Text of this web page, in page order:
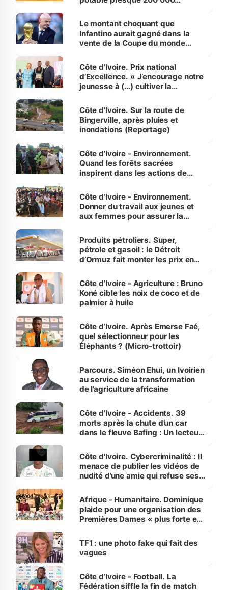
Le montant choquant que
Infantino aurait gagné dans la
vente de la Coupe du monde
Côte d’Ivoire. Prix national
d’Excellence. « J’encourage notre
jeunesse à (…) cultiver la
(Alassane Ouattara
Côte d'Ivoire. Sur la route de
Bingerville, après pluies et
inondations (Reportage)
Côte d’Ivoire - Environnement.
Quand les forêts sacrées
inspirent dans les actions de
Côte d’Ivoire - Environnement.
Donner du travail aux jeunes et
aux femmes pour assurer la
menacées
Produits pétroliers. Super,
pétrole et gasoil : le Détroit
d’Ormuz fait monter les prix en
Côte d’Ivoire - Agriculture : Bruno
Koné cible les noix de coco et de
palmier à huile
Côte d’Ivoire. Après Emerse Faé,
quel sélectionneur pour les
Éléphants ? (Micro-trottoir)
Parcours. Siméon Ehui, un Ivoirien
au service de la transformation
de l’agriculture africaine
Côte d’Ivoire - Accidents. 39
morts après la chute d’un car
dans le fleuve Bafing : Un lecteur
des Transports
Côte d'Ivoire. Cybercriminalité : Il
menace de publier les vidéos de
nudité d’une amie qui refuse ses
Afrique - Humanitaire. Dominique
plaide pour une organisation des
Premières Dames « plus forte et
sur la scène internationale »
TF1 : une photo fake qui fait des
vagues
Côte d’Ivoire - Football. La
Fédération siffle la fin de match